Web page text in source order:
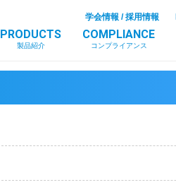
学会情報 /採用情報
PRODUCTS
製品紹介
COMPLIANCE
コンプライアンス